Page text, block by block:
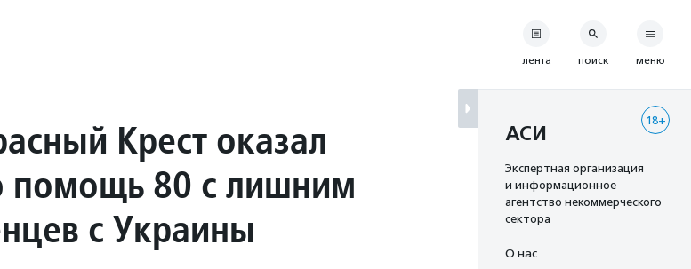
Крест оказал
помощь 80 с лишним
с Украины
лента поиск меню
18+
АСИ
Экспертная организация
и информационное
агентство некоммерческого
сектора
О нас